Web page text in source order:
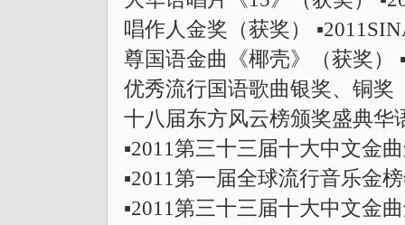
唱作人金奖（获奖）
尊国语金曲《椰壳》（获奖）
优秀流行国语歌曲银奖、铜奖
十八届东方风云榜颁奖盛典华
▪2011第三十三届十大中文金
▪2011第一届全球流行音乐金
▪2011第三十三届十大中文金